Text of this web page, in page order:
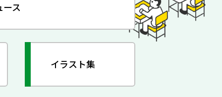
ース
イラスト集